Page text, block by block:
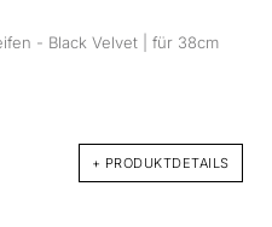
- Black Velvet | für 38cm
+ PRODUKTDETAILS